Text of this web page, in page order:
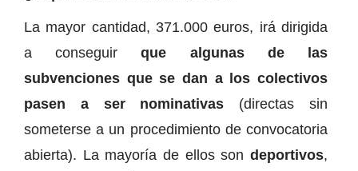
La mayor cantidad, 371.000 euros, irá dirigida
a conseguirque algunas de las
subvenciones que se dan a los colectivos
pasen a ser nominativas (directas sin
someterse a un procedimiento de convocatoria
abierta). La mayoría de ellos son deportivos,